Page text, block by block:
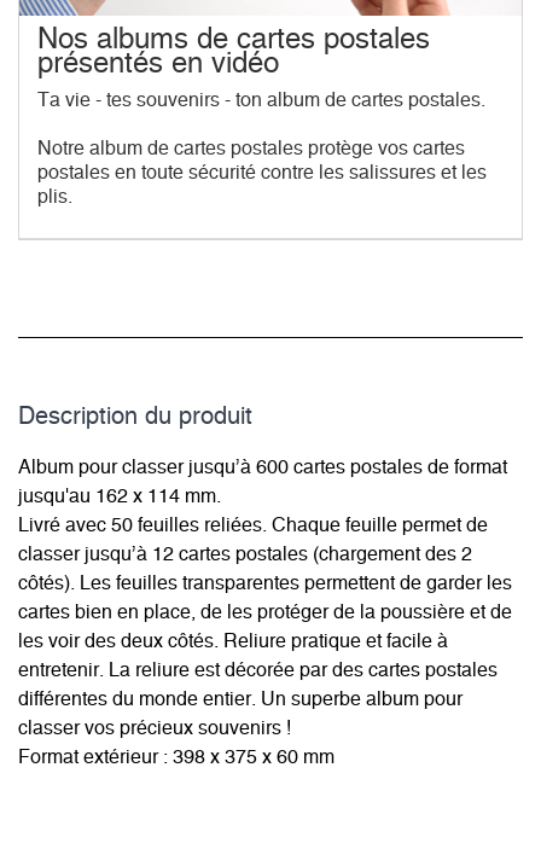
Nos albums de cartes postales
présentés en vidéo
Ta vie - tes souvenirs - ton album de cartes postales.
Notre album de cartes postales protège vos cartes
postales en toute sécurité contre les salissures et les
plis.
Description du­ produit
Album pour classer jusqu’à 600 cartes postales de format
jusqu'au 162 x 114 mm.
Livré avec 50 feuilles reliées. Chaque feuille permet de
classer jusqu’à 12 cartes postales (chargement des 2
côtés). Les feuilles transparentes permettent de garder les
cartes bien en place, de les protéger de la poussière et de
les voir des deux côtés. Reliure pratique et facile à
entretenir. La reliure est décorée par des cartes postales
différentes du monde entier. Un superbe album pour
classer vos précieux souvenirs !
Format extérieur : 398 x 375 x 60 mm